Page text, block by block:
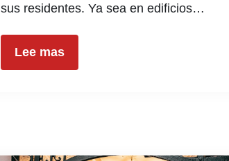
sus residentes. Ya sea en edificios…
Lee mas